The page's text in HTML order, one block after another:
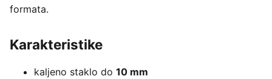
formata.
Karakteristike
kaljeno staklo do 10 mm